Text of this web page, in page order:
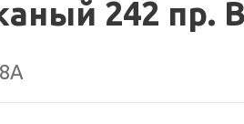
242 пр.